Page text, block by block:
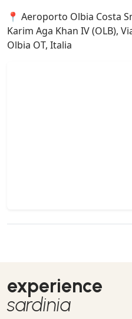
📍 Aeroporto Olbia Costa
Karim Aga Khan IV (OLB),
Olbia OT, Italia
experience
sardinia